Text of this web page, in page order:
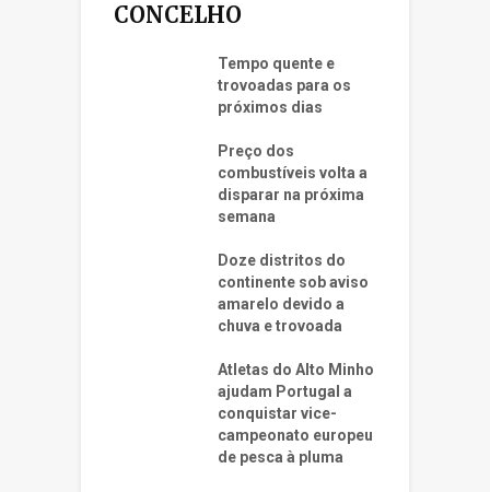
CONCELHO
Tempo quente e
trovoadas para os
próximos dias
Preço dos
combustíveis volta a
disparar na próxima
semana
Doze distritos do
continente sob aviso
amarelo devido a
chuva e trovoada
Atletas do Alto Minho
ajudam Portugal a
conquistar vice-
campeonato europeu
de pesca à pluma